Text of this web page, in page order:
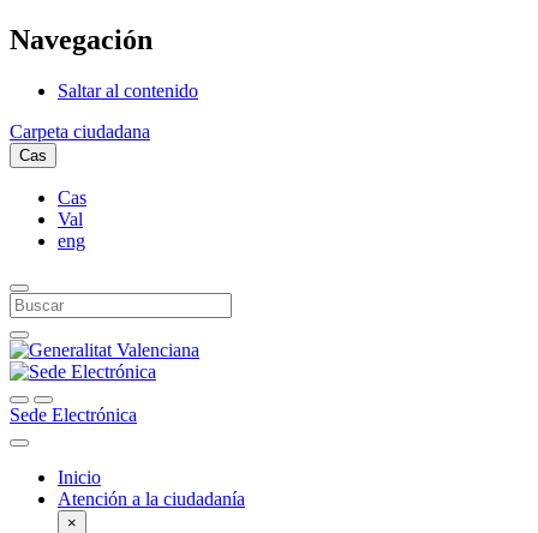
Navegación
Saltar al contenido
Carpeta ciudadana
Cas
Cas
Val
eng
Sede Electrónica
Inicio
Atención a la ciudadanía
×